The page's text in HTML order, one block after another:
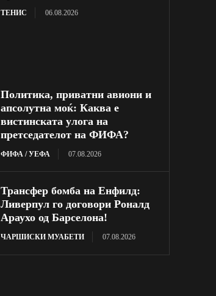
ТЕНИС 06.08.2026
Политика, приватни авиони и
апсолутна моќ: Каква е
вистинската улога на
претседателот на ФИФА?
ФИФА / УЕФА 07.08.2026
Трансфер бомба на Енфилд:
Ливерпул го договори Роналд
Араухо од Барселона!
ЧАРШИСКИ МУАБЕТИ 07.08.2026